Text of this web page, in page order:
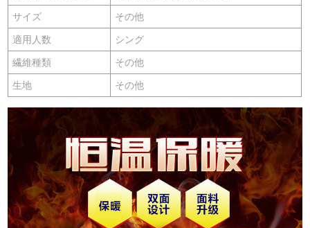
サイズ その他
適用人数 シング
繊維種類 その他
生地 その他